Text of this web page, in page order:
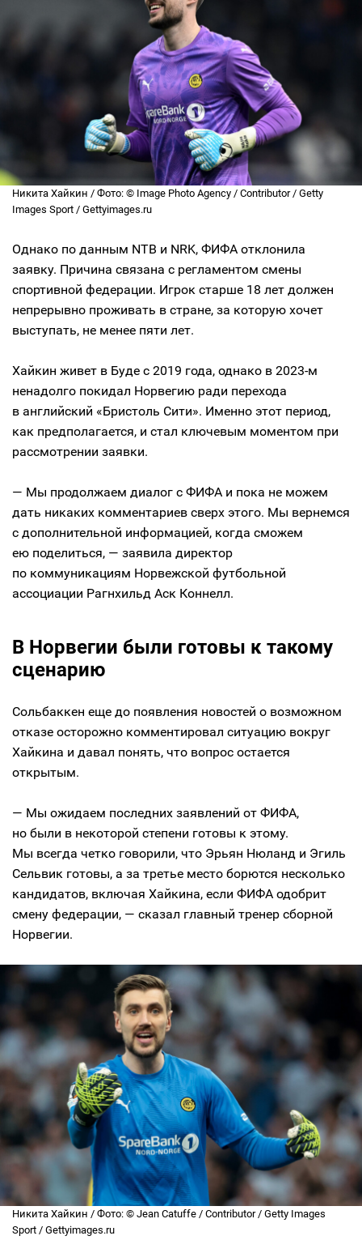
Никита Хайкин / Фото: © Image Photo Agency / Contributor / Getty
Images Sport / Gettyimages.ru
Однако по данным NTB и NRK, ФИФА отклонила
заявку. Причина связана с регламентом смены
спортивной федерации. Игрок старше 18 лет должен
непрерывно проживать в стране, за которую хочет
выступать, не менее пяти лет.
Хайкин живет в Буде с 2019 года, однако в 2023-м
ненадолго покидал Норвегию ради перехода
в английский «Бристоль Сити». Именно этот период,
как предполагается, и стал ключевым моментом при
рассмотрении заявки.
— Мы продолжаем диалог с ФИФА и пока не можем
дать никаких комментариев сверх этого. Мы вернемся
с дополнительной информацией, когда сможем
ею поделиться, — заявила директор
по коммуникациям Норвежской футбольной
ассоциации Рагнхильд Аск Коннелл.
В Норвегии были готовы к такому
сценарию
Сольбаккен еще до появления новостей о возможном
отказе осторожно комментировал ситуацию вокруг
Хайкина и давал понять, что вопрос остается
открытым.
— Мы ожидаем последних заявлений от ФИФА,
но были в некоторой степени готовы к этому.
Мы всегда четко говорили, что Эрьян Нюланд и Эгиль
Сельвик готовы, а за третье место борются несколько
кандидатов, включая Хайкина, если ФИФА одобрит
смену федерации, — сказал главный тренер сборной
Норвегии.
Никита Хайкин / Фото: © Jean Catuffe / Contributor / Getty Images
Sport / Gettyimages.ru